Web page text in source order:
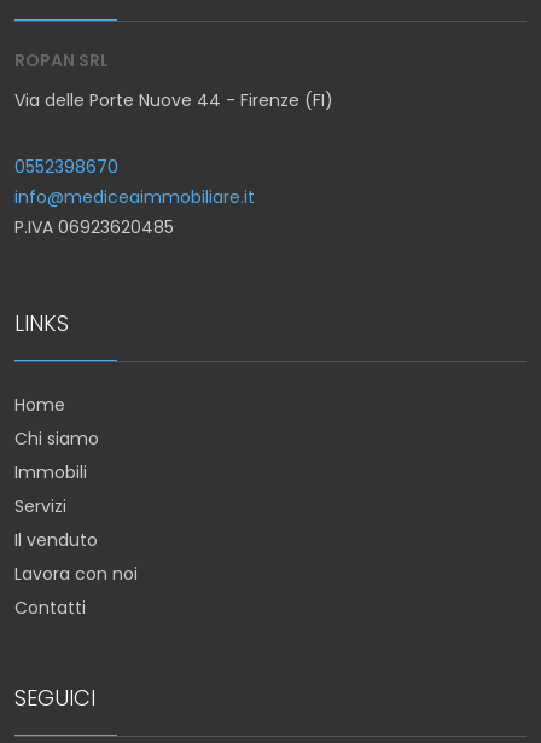
ROPAN SRL
Via delle Porte Nuove 44 - Firenze (FI)
0552398670
info@mediceaimmobiliare.it
P.IVA 06923620485
LINKS
Home
Chi siamo
Immobili
Servizi
Il venduto
Lavora con noi
Contatti
SEGUICI